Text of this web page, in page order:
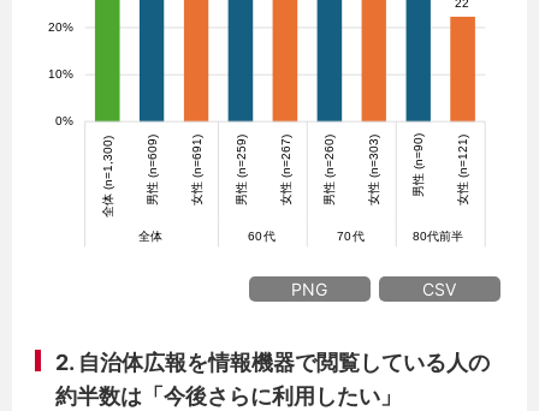
PNG CSV
2. 自治体広報を情報機器で閲覧している人の
約半数は「今後さらに利用したい」